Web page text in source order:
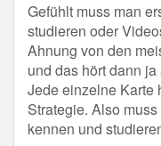
Gefühlt muss man
studieren oder
Ahnung von den
und das hört dann
Jede einzelne Karte
Strategie. Also
kennen und